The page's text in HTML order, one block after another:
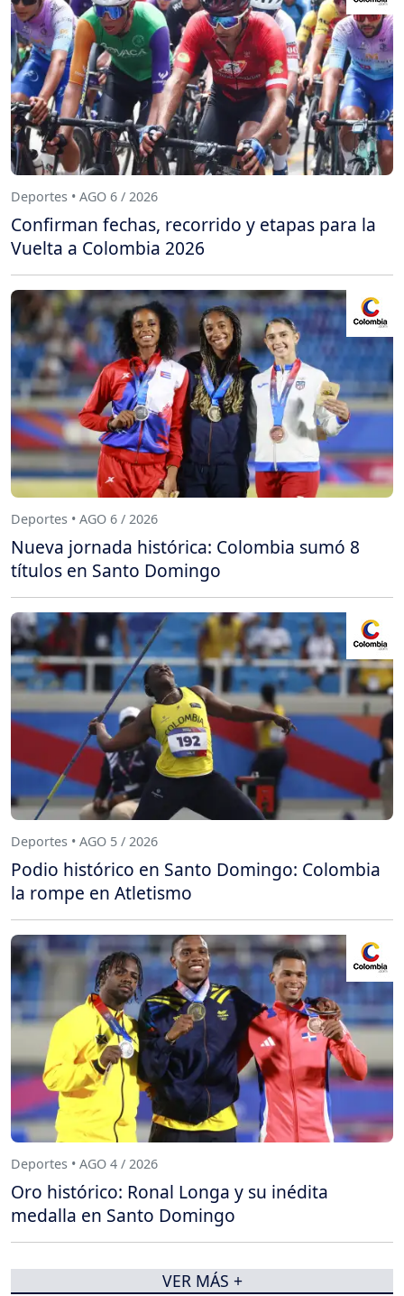
Deportes • AGO 6 / 2026
Confirman fechas, recorrido y etapas para la
Vuelta a Colombia 2026
Deportes • AGO 6 / 2026
Nueva jornada histórica: Colombia sumó 8
títulos en Santo Domingo
Deportes • AGO 5 / 2026
Podio histórico en Santo Domingo: Colombia
la rompe en Atletismo
Deportes • AGO 4 / 2026
Oro histórico: Ronal Longa y su inédita
medalla en Santo Domingo
VER MÁS +